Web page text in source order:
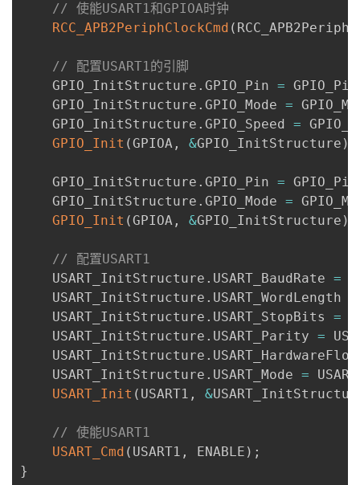
// 使能USART1和GPIOA时钟
RCC_APB2PeriphClockCmd (
// 配置USART1的引脚
    GPIO_InitStructure
. GPIO_Pin =
    GPIO_InitStructure
. GPIO_Mode =
    GPIO_InitStructure
. GPIO_Speed =
GPIO_Init (GPIOA , &GPIO_InitStructure )
    GPIO_InitStructure
. GPIO_Pin =
    GPIO_InitStructure
. GPIO_Mode =
GPIO_Init (GPIOA , &GPIO_InitStructure )
// 配置USART1
    USART_InitStructure
. USART_BaudRate =
    USART_InitStructure
. USART_WordLength
    USART_InitStructure
. USART_StopBits =
    USART_InitStructure
. USART_Parity =
    USART_InitStructure
.
    USART_InitStructure
. USART_Mode =
USART_Init ( USART1 , &
// 使能USART1
USART_Cmd ( USART1 , ENABLE ) ;
}